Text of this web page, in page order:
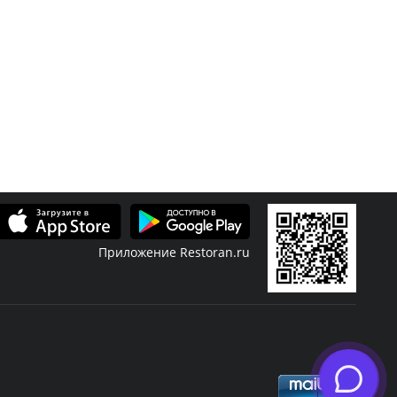
Приложение Restoran.ru
Журнал